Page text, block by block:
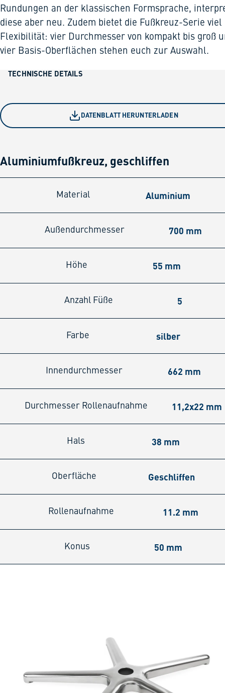
Rundungen an der klassischen Formsprache,
diese aber neu. Zudem bietet die Fußkreuz-Serie viel
Flexibilität: vier Durchmesser von kompakt bis groß
vier Basis-Oberflächen stehen euch zur Auswahl.
TECHNISCHE DETAILS
DATENBLATT HERUNTERLADEN
Aluminiumfußkreuz, geschliffen
Material Aluminium
Außendurchmesser 700 mm
Höhe 55 mm
Anzahl Füße 5
Farbe silber
Innendurchmesser 662 mm
Durchmesser Rollenaufnahme 11,2x22 mm
Hals 38 mm
Oberfläche Geschliffen
Rollenaufnahme 11.2 mm
Konus 50 mm